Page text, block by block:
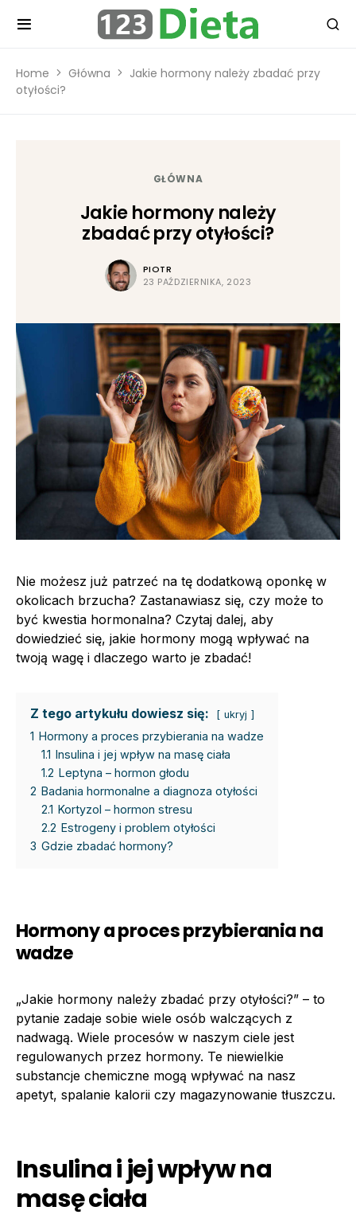
Home Główna
Jakie hormony należy zbadać przy
otyłości?
GŁÓWNA
Jakie hormony należy
zbadać przy otyłości?
PIOTR
23 PAŹDZIERNIKA, 2023
Nie możesz już patrzeć na tę dodatkową oponkę w
okolicach brzucha? Zastanawiasz się, czy może to
być kwestia hormonalna? Czytaj dalej, aby
dowiedzieć się, jakie hormony mogą wpływać na
twoją wagę i dlaczego warto je zbadać!
Z tego artykułu dowiesz się: ukryj
1 Hormony a proces przybierania na wadze
1.1 Insulina i jej wpływ na masę ciała
1.2 Leptyna – hormon głodu
2 Badania hormonalne a diagnoza otyłości
2.1 Kortyzol – hormon stresu
2.2 Estrogeny i problem otyłości
3 Gdzie zbadać hormony?
Hormony a proces przybierania na
wadze
„Jakie hormony należy zbadać przy otyłości?” – to
pytanie zadaje sobie wiele osób walczących z
nadwagą. Wiele procesów w naszym ciele jest
regulowanych przez hormony. Te niewielkie
substancje chemiczne mogą wpływać na nasz
apetyt, spalanie kalorii czy magazynowanie tłuszczu.
Insulina i jej wpływ na
masę ciała